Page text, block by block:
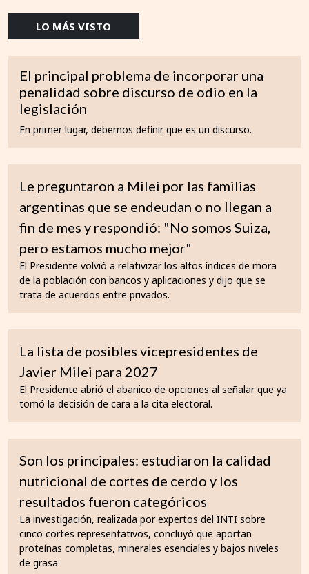
LO MÁS VISTO
El principal problema de incorporar una
penalidad sobre discurso de odio en la
legislación
En primer lugar, debemos definir que es un discurso.
Le preguntaron a Milei por las familias
argentinas que se endeudan o no llegan a
fin de mes y respondió: "No somos Suiza,
pero estamos mucho mejor"
El Presidente volvió a relativizar los altos índices de mora
de la población con bancos y aplicaciones y dijo que se
trata de acuerdos entre privados.
La lista de posibles vicepresidentes de
Javier Milei para 2027
El Presidente abrió el abanico de opciones al señalar que ya
tomó la decisión de cara a la cita electoral.
Son los principales: estudiaron la calidad
nutricional de cortes de cerdo y los
resultados fueron categóricos
La investigación, realizada por expertos del INTI sobre
cinco cortes representativos, concluyó que aportan
proteínas completas, minerales esenciales y bajos niveles
de grasa